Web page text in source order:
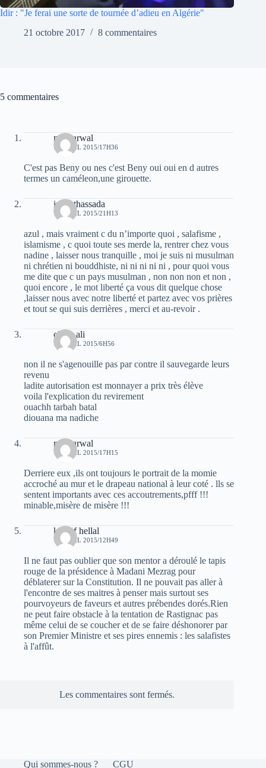
Idir : "Je ferai une sorte de tournée d’adieu en Algérie"
21 octobre 2017
8 commentaires
5 commentaires
moh arwal
17 AVRIL 2015/17H36
C'est pas Beny ou nes c'est Beny oui oui en d autres
termes un caméleon,une girouette.
izem thassada
17 AVRIL 2015/21H13
azul , mais vraiment c du n’importe quoi , salafisme ,
islamisme , c quoi toute ses merde la, rentrer chez vous
nadine , laisser nous tranquille , moi je suis ni musulman
ni chrétien ni bouddhiste, ni ni ni ni ni , pour quoi vous
me dite que c un pays musulman , non non non et non ,
quoi encore , le mot liberté ça vous dit quelque chose
,laisser nous avec notre liberté et partez avec vos prières
et tout se qui suis derrières , merci et au-revoir .
chiab ali
18 AVRIL 2015/6H56
non il ne s'agenouille pas par contre il sauvegarde leurs
revenu
ladite autorisation est monnayer a prix très élève
voila l'explication du revirement
ouachh tarbah batal
diouana ma nadiche
moh arwal
18 AVRIL 2015/17H15
Derriere eux ,ils ont toujours le portrait de la momie
accroché au mur et le drapeau national à leur coté . lls se
sentent importants avec ces accoutrements,pfff !!!
minable,misère de misère !!!
khelaf hellal
19 AVRIL 2015/12H49
Il ne faut pas oublier que son mentor a déroulé le tapis
rouge de la présidence à Madani Mezrag pour
déblaterer sur la Constitution. Il ne pouvait pas aller à
l'encontre de ses maitres à penser mais surtout ses
pourvoyeurs de faveurs et autres prébendes dorés.Rien
ne peut faire obstacle à la tentation de Rastignac pas
même celui de se coucher et de se faire déshonorer par
son Premier Ministre et ses pires ennemis : les salafistes
à l'affût.
Les commentaires sont fermés.
Qui sommes-nous ? CGU